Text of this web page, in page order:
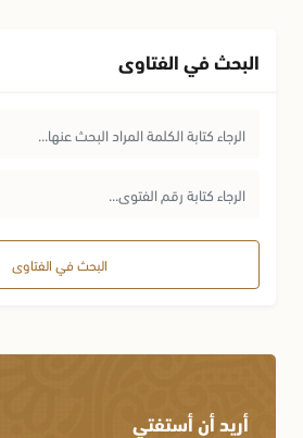
البحث في الفتاوى
البحث في الفتاوى
أريد أن أستفتي